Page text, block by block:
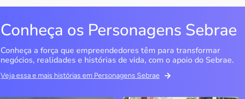
Conheça os Personagens Sebrae
Conheça a força que empreendedores têm para transformar
negócios, realidades e histórias de vida, com o apoio do Sebrae.
Veja essa e mais histórias em Personagens Sebrae